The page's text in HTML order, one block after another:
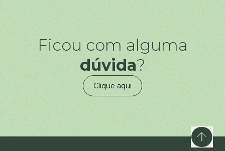
Ficou com alguma
dúvida?
Clique aqui